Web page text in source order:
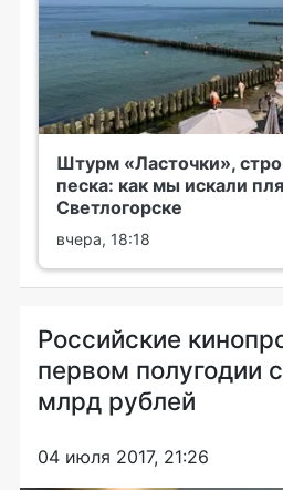
Штурм «Ласточки»,
песка: как мы искали
Светлогорске
вчера, 18:18
Российские
первом полугодии
млрд рублей
04 июля 2017, 21:26